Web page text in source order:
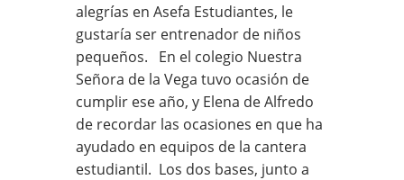
alegrías en Asefa Estudiantes, le
gustaría ser entrenador de niños
pequeños. En el colegio Nuestra
Señora de la Vega tuvo ocasión de
cumplir ese año, y Elena de Alfredo
de recordar las ocasiones en que ha
ayudado en equipos de la cantera
estudiantil. Los dos bases, junto a